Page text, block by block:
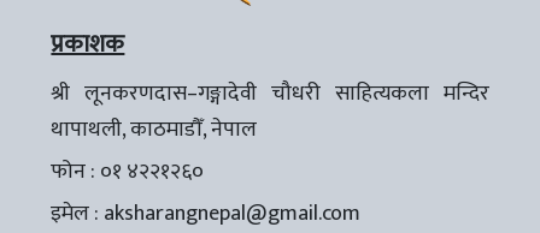
प्रकाशक
श्री लूनकरणदास–गङ्गादेवी चौधरी साहित्यकला मन्दिर
थापाथली, काठमाडौँ, नेपाल
फोन : ०१ ४२२१२६०
इमेल : aksharangnepal@gmail.com